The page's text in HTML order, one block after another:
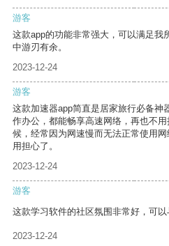
游客
这款app的功能非常强大，可以满足我
中游刃有余。
2023-12-24
游客
这款加速器app简直是居家旅行必备神
作办公，都能畅享高速网络，再也不
候，经常因为网速慢而无法正常使用
用担心了。
2023-12-24
游客
这款学习软件的社区氛围非常好，可以
2023-12-24